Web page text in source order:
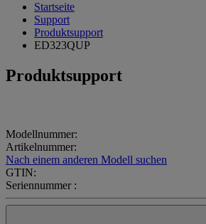
Startseite
Support
Produktsupport
ED323QUP
Produktsupport
Modellnummer:
Artikelnummer:
Nach einem anderen Modell suchen
GTIN:
Seriennummer :